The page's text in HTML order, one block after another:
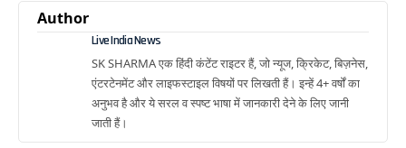
Author
Live India News
SK SHARMA एक हिंदी कंटेंट राइटर हैं, जो न्यूज, क्रिकेट, बिज़नेस,
एंटरटेनमेंट और लाइफस्टाइल विषयों पर लिखती हैं। इन्हें 4+ वर्षों का
अनुभव है और ये सरल व स्पष्ट भाषा में जानकारी देने के लिए जानी
जाती हैं।